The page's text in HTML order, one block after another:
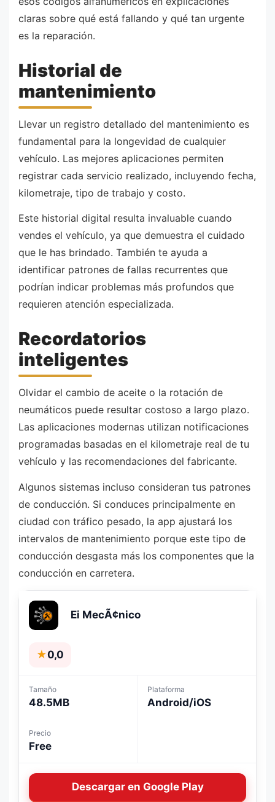
claras sobre qué está fallando y qué tan urgente
es la reparación.
Historial de
mantenimiento
Llevar un registro detallado del mantenimiento es
fundamental para la longevidad de cualquier
vehículo. Las mejores aplicaciones permiten
registrar cada servicio realizado, incluyendo fecha,
kilometraje, tipo de trabajo y costo.
Este historial digital resulta invaluable cuando
vendes el vehículo, ya que demuestra el cuidado
que le has brindado. También te ayuda a
identificar patrones de fallas recurrentes que
podrían indicar problemas más profundos que
requieren atención especializada.
Recordatorios
inteligentes
Olvidar el cambio de aceite o la rotación de
neumáticos puede resultar costoso a largo plazo.
Las aplicaciones modernas utilizan notificaciones
programadas basadas en el kilometraje real de tu
vehículo y las recomendaciones del fabricante.
Algunos sistemas incluso consideran tus patrones
de conducción. Si conduces principalmente en
ciudad con tráfico pesado, la app ajustará los
intervalos de mantenimiento porque este tipo de
conducción desgasta más los componentes que la
conducción en carretera.
Ei MecÃ¢nico
★0,0
Tamaño
48.5MB
Plataforma
Android/iOS
Precio
Free
Descargar en Google Play